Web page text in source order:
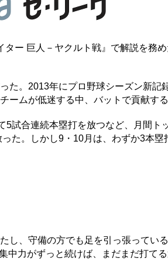
ー 巨人－ヤクルト戦』で解説を務
。2013年にプロ野球シーズン新記
ームが低迷する中、バットで貢献す
試合連続本塁打を放つなど、月間ト
た。しかし9・10月は、わずか3本
、守備の方でも足を引っ張ってい
中力がずっと続けば、まだまだ打て